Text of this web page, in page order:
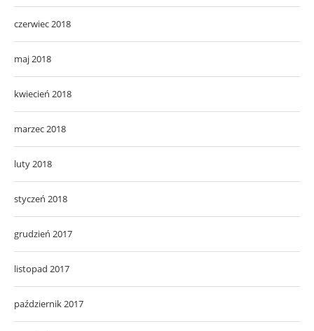
czerwiec 2018
maj 2018
kwiecień 2018
marzec 2018
luty 2018
styczeń 2018
grudzień 2017
listopad 2017
październik 2017